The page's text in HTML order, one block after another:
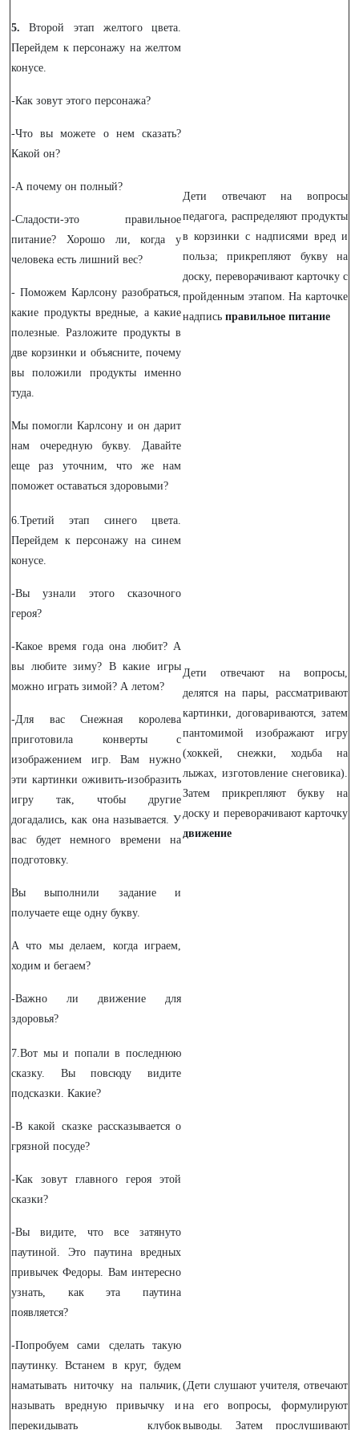
5.Второй этап желтого цвета.
Перейдем к персонажу на желтом
конусе.
-Как зовут этого персонажа?
-Что вы можете о нем сказать?
Какой он?
-А почему он полный?
-Сладости-это правильное
питание? Хорошо ли, когда у
человека есть лишний вес?
- Поможем Карлсону разобраться,
какие продукты вредные, а какие
полезные. Разложите продукты в
две корзинки и объясните, почему
вы положили продукты именно
туда.
Мы помогли Карлсону и он дарит
нам очередную букву. Давайте
еще раз уточним, что же нам
поможет оставаться здоровыми?
Дети отвечают на вопросы
педагога, распределяют продукты
в корзинки с надписями вред и
польза; прикрепляют букву на
доску, переворачивают карточку с
пройденным этапом. На карточке
надпись правильное питание
6.Третий этап синего цвета.
Перейдем к персонажу на синем
конусе.
-Вы узнали этого сказочного
героя?
-Какое время года она любит? А
вы любите зиму? В какие игры
можно играть зимой? А летом?
-Для вас Снежная королева
приготовила конверты с
изображением игр. Вам нужно
эти картинки оживить-изобразить
игру так, чтобы другие
догадались, как она называется. У
вас будет немного времени на
подготовку.
Вы выполнили задание и
получаете еще одну букву.
А что мы делаем, когда играем,
ходим и бегаем?
-Важно ли движение для
здоровья?
Дети отвечают на вопросы,
делятся на пары, рассматривают
картинки, договариваются, затем
пантомимой изображают игру
(хоккей, снежки, ходьба на
лыжах, изготовление снеговика).
Затем прикрепляют букву на
доску и переворачивают карточку
движение
7.Вот мы и попали в последнюю
сказку. Вы повсюду видите
подсказки. Какие?
-В какой сказке рассказывается о
грязной посуде?
-Как зовут главного героя этой
сказки?
-Вы видите, что все затянуто
паутиной. Это паутина вредных
привычек Федоры. Вам интересно
узнать, как эта паутина
появляется?
-Попробуем сами сделать такую
паутинку. Встанем в круг, будем
наматывать ниточку на пальчик,
называть вредную привычку и
перекидывать клубок
(Дети слушают учителя, отвечают
на его вопросы, формулируют
выводы. Затем прослушивают